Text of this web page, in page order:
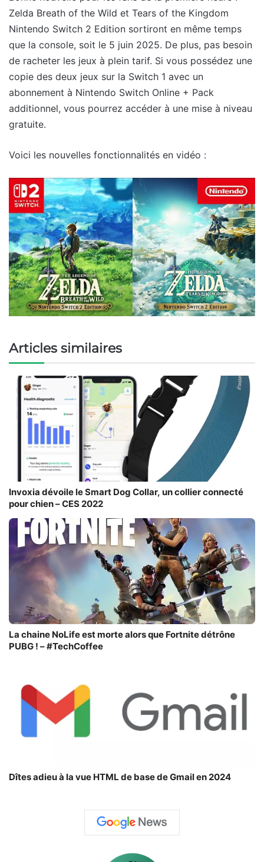
Zelda Breath of the Wild et Tears of the Kingdom
Nintendo Switch 2 Edition sortiront en même temps
que la console, soit le 5 juin 2025. De plus, pas besoin
de racheter les jeux à plein tarif. Si vous possédez une
copie des deux jeux sur la Switch 1 avec un
abonnement à Nintendo Switch Online + Pack
additionnel, vous pourrez accéder à une mise à niveau
gratuite.
Voici les nouvelles fonctionnalités en vidéo :
Articles similaires
Invoxia dévoile le Smart Dog Collar, un collier connecté
pour chien – CES 2022
La chaine NoLife est morte alors que Fortnite détrône
PUBG ! – #TechCoffee
Dîtes adieu à la vue HTML de base de Gmail en 2024